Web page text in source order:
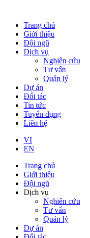
Trang chủ
Giới thiệu
Đội ngũ
Dịch vụ
Nghiên cứu
Tư vấn
Quản lý
Dự án
Đối tác
Tin tức
Tuyển dụng
Liên hệ
VI
EN
Trang chủ
Giới thiệu
Đội ngũ
Dịch vụ
Nghiên cứu
Tư vấn
Quản lý
Dự án